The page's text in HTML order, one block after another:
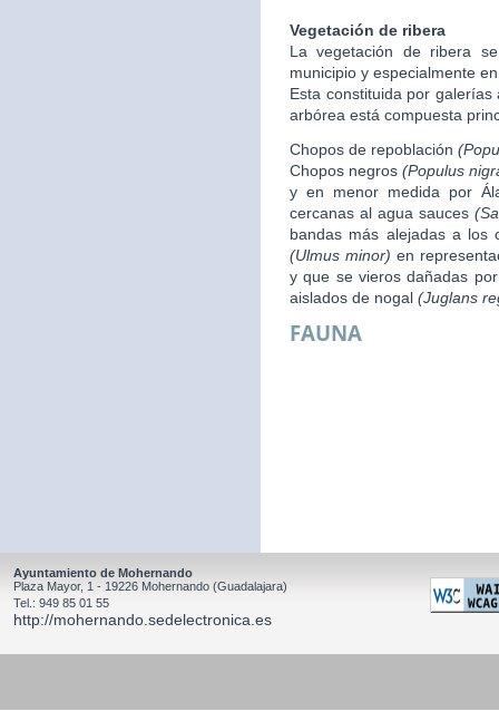
Vegetación de ribera
La vegetación de ribera
municipio y especialmente
Esta constituida por
arbórea está compuesta
Chopos de repoblación
Chopos negros (Populus
y en menor medida por
cercanas al agua sauces
bandas más alejadas a los
(Ulmus minor) en
y que se vieros dañadas
aislados de nogal (Juglans
FAUNA
Ayuntamiento de Mohernando
Plaza Mayor, 1 - 19226 Mohernando (Guadalajara)
Tel.: 949 85 01 55
http://mohernando.sedelectronica.es